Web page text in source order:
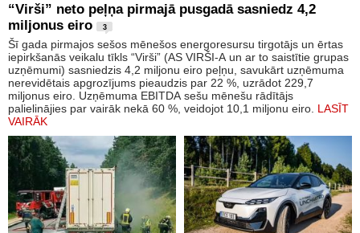
“Virši” neto peļņa pirmajā pusgadā sasniedz 4,2
miljonus eiro
3
Šī gada pirmajos sešos mēnešos energoresursu tirgotājs un ērtas
iepirkšanās veikalu tīkls “Virši” (AS VIRŠI-A un ar to saistītie grupas
uzņēmumi) sasniedzis 4,2 miljonu eiro peļņu, savukārt uzņēmuma
nerevidētais apgrozījums pieaudzis par 22 %, uzrādot 229,7
miljonus eiro. Uzņēmuma EBITDA sešu mēnešu rādītājs
palielinājies par vairāk nekā 60 %, veidojot 10,1 miljonu eiro. LASĪT
VAIRĀK